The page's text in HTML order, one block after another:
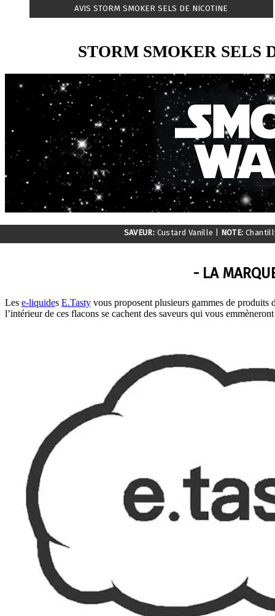
AVIS STORM SMOKER SELS DE NICOTINE
STORM SMOKER SELS
SAVEUR: Custard Vanille NOTE:
- LA
Les e-liquides E.Tasty vous proposent plusieurs gammes de
l’intérieur de ces flacons se cachent des saveurs qui vous